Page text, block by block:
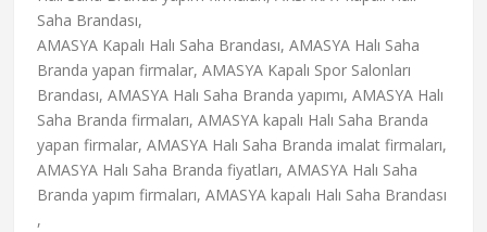
Saha Brandası,
AMASYA Kapalı Halı Saha Brandası, AMASYA Halı Saha
Branda yapan firmalar, AMASYA Kapalı Spor Salonları
Brandası, AMASYA Halı Saha Branda yapımı, AMASYA Halı
Saha Branda firmaları, AMASYA kapalı Halı Saha Branda
yapan firmalar, AMASYA Halı Saha Branda imalat firmaları,
AMASYA Halı Saha Branda fiyatları, AMASYA Halı Saha
Branda yapım firmaları, AMASYA kapalı Halı Saha Brandası
,